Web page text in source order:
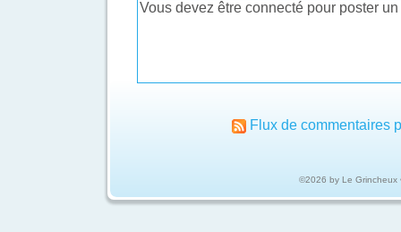
Flux de commentaires
©2026 by Le Grincheux